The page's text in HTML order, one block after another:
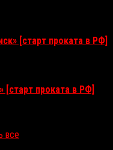
[старт проката в РФ]
[старт проката в РФ]
все